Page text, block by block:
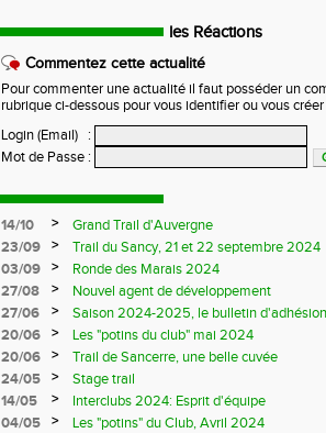
les Réactions
Commentez cette actualité
Pour commenter une actualité il faut posséder un
rubrique ci-dessous pour vous identifier ou vous
Login (Email)
:
Mot de Passe :
14/10 >
Grand Trail d'Auvergne
23/09
>
Trail du Sancy, 21 et 22 septembre 2024
03/09
>
Ronde des Marais 2024
27/08
>
Nouvel agent de développement
27/06
>
Saison 2024-2025, le bulletin
20/06
>
Les "potins du club" mai 2024
20/06
>
Trail de Sancerre, une belle cuvée
24/05
>
Stage trail
14/05
>
Interclubs 2024: Esprit d'équipe
04/05
>
Les "potins" du Club, Avril 2024